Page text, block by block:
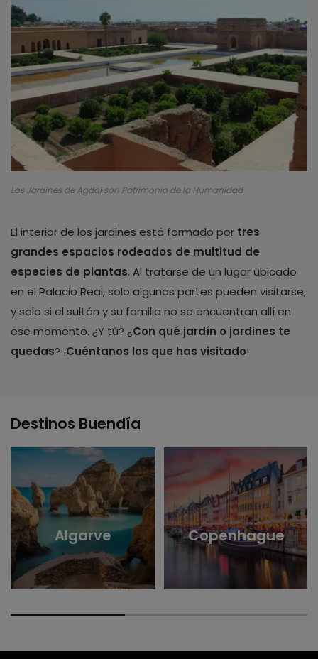
Los Jardines de Agdal son Patrimonio de la Humanidad
El interior de los jardines está formado por tres
grandes espacios rodeados de multitud de
especies de plantas. Al tratarse de un lugar ubicado
en el Palacio Real, solo algunas partes pueden visitarse,
y solo si el sultán y su familia no se encuentran allí en
ese momento. ¿Y tú? ¿Con qué jardín o jardines te
quedas? ¡Cuéntanos los que has visitado!
Destinos Buendía
Algarve Copenhague